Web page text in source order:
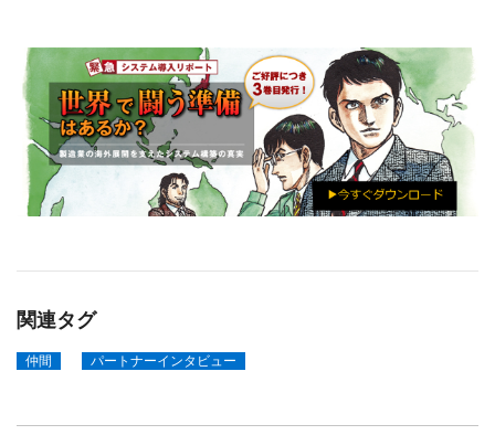
関連タグ
仲間 パートナーインタビュー